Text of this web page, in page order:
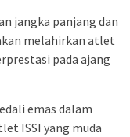
jangka panjang dan
melahirkan atlet
pada ajang
emas dalam
ISSI yang muda